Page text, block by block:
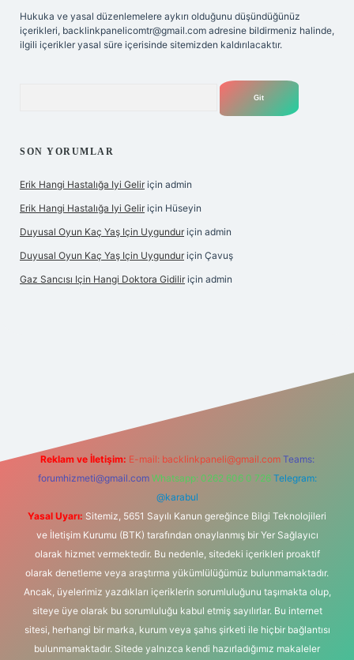
Hukuka ve yasal düzenlemelere aykırı olduğunu düşündüğünüz
içerikleri, backlinkpanelicomtr@gmail.com adresine bildirmeniz halinde,
ilgili içerikler yasal süre içerisinde sitemizden kaldırılacaktır.
SON YORUMLAR
Erik Hangi Hastalığa Iyi Gelir için admin
Erik Hangi Hastalığa Iyi Gelir için Hüseyin
Duyusal Oyun Kaç Yaş Için Uygundur için admin
Duyusal Oyun Kaç Yaş Için Uygundur için Çavuş
Gaz Sancısı Için Hangi Doktora Gidilir için admin
Reklam ve İletişim: E-mail: backlinkpaneli@gmail.com Teams:
forumhizmeti@gmail.com Whatsapp: 0262 606 0 726 Telegram:
@karabul
Yasal Uyarı: Sitemiz, 5651 Sayılı Kanun gereğince Bilgi Teknolojileri
ve İletişim Kurumu (BTK) tarafından onaylanmış bir Yer Sağlayıcı
olarak hizmet vermektedir. Bu nedenle, sitedeki içerikleri proaktif
olarak denetleme veya araştırma yükümlülüğümüz bulunmamaktadır.
Ancak, üyelerimiz yazdıkları içeriklerin sorumluluğunu taşımakta olup,
siteye üye olarak bu sorumluluğu kabul etmiş sayılırlar. Bu internet
sitesi, herhangi bir marka, kurum veya şahıs şirketi ile hiçbir bağlantısı
bulunmamaktadır. Sitede yalnızca kendi hazırladığımız makaleler